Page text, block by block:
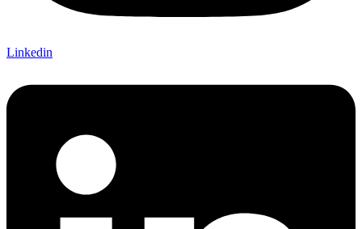
Linkedin